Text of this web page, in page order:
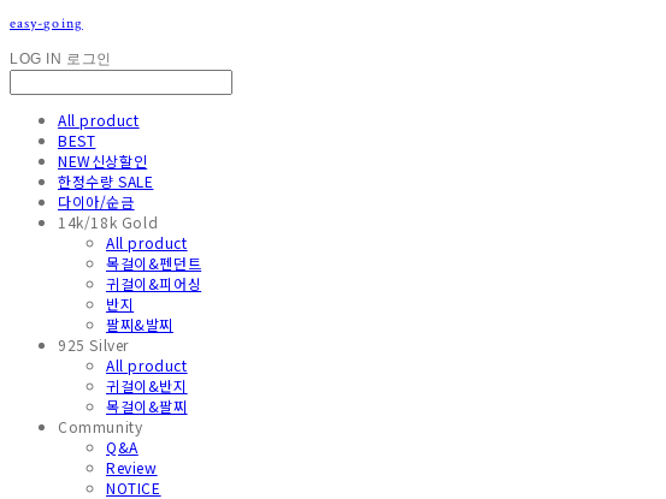
easy-going
LOG IN 로그인
All product
BEST
NEW신상할인
한정수량 SALE
다이아/순금
14k/18k Gold
All product
목걸이&펜던트
귀걸이&피어싱
반지
팔찌&발찌
925 Silver
All product
귀걸이&반지
목걸이&팔찌
Community
Q&A
Review
NOTICE